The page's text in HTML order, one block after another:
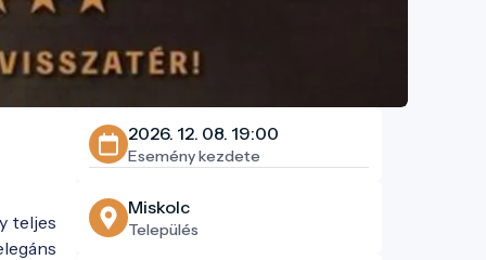
teljes
2026. 12. 08. 19:00
Esemény kezdete
Miskolc
Település